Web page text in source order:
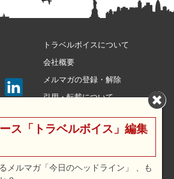
トラベルボイスについて
会社概要
メルマガの登録・解除
引用・転載について
利用規約
広告メニュー・料金
ス「トラベルボイス」編集
メルマガ「今日のヘッドライン」 、も